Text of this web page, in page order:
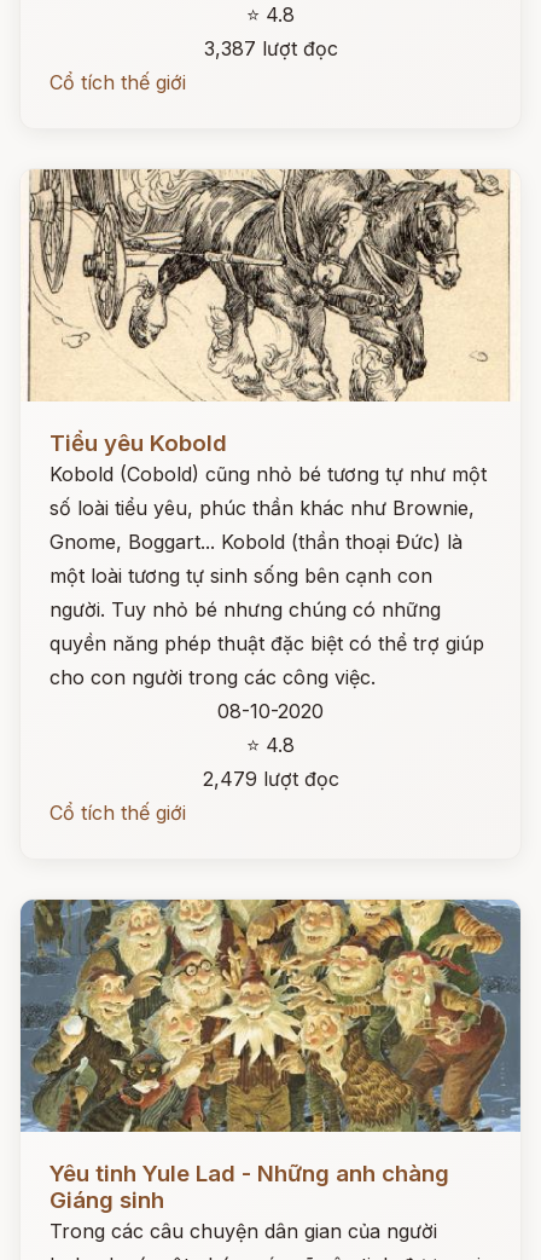
⭐ 4.8
3,387 lượt đọc
Cổ tích thế giới
Đọc ngay
Tiểu yêu Kobold
Kobold (Cobold) cũng nhỏ bé tương tự như một
số loài tiểu yêu, phúc thần khác như Brownie,
Gnome, Boggart... Kobold (thần thoại Đức) là
một loài tương tự sinh sống bên cạnh con
người. Tuy nhỏ bé nhưng chúng có những
quyền năng phép thuật đặc biệt có thể trợ giúp
cho con người trong các công việc.
08-10-2020
⭐ 4.8
2,479 lượt đọc
Cổ tích thế giới
Yêu tinh Yule Lad - Những anh chàng
Giáng sinh
Trong các câu chuyện dân gian của người